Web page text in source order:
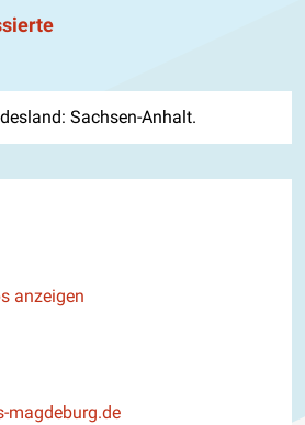
Sachsen-Anhalt.
anzeigen
magdeburg.de